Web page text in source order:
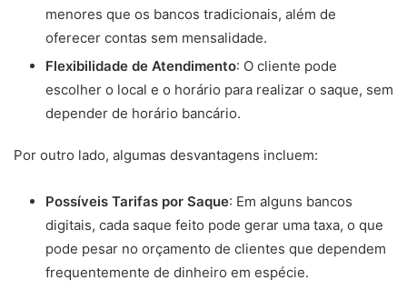
menores que os bancos tradicionais, além de
oferecer contas sem mensalidade.
Flexibilidade de Atendimento: O cliente pode
escolher o local e o horário para realizar o saque, sem
depender de horário bancário.
Por outro lado, algumas desvantagens incluem:
Possíveis Tarifas por Saque: Em alguns bancos
digitais, cada saque feito pode gerar uma taxa, o que
pode pesar no orçamento de clientes que dependem
frequentemente de dinheiro em espécie.